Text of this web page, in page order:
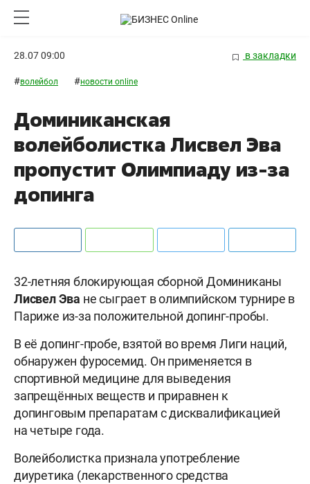
28.07 09:00 в закладки
#волейбол #новости online
Доминиканская
волейболистка Лисвел Эва
пропустит Олимпиаду из-за
допинга
32-летняя блокирующая сборной Доминиканы
Лисвел Эва не сыграет в олимпийском турнире в
Париже из-за положительной допинг-пробы.
В её допинг-пробе, взятой во время Лиги наций,
обнаружен фуросемид. Он применяется в
спортивной медицине для выведения
запрещённых веществ и приравнен к
допинговым препаратам с дисквалификацией
на четыре года.
Волейболистка признала употребление
диуретика (лекарственного средства